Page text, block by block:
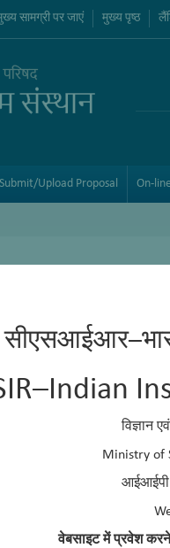
विज्ञान
Ministry of
आईआईपी
वेबसाइट में प्रवेश
सामग्री पर जाएं मुख्य पृष्ठ
Submit/Upload Proposal On-